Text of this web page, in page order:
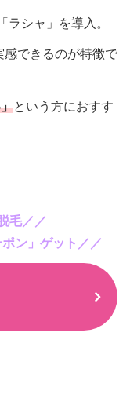
ラシャ」を導入。
感できるのが特徴で
という方におすす
毛／／
ン」ゲット／／